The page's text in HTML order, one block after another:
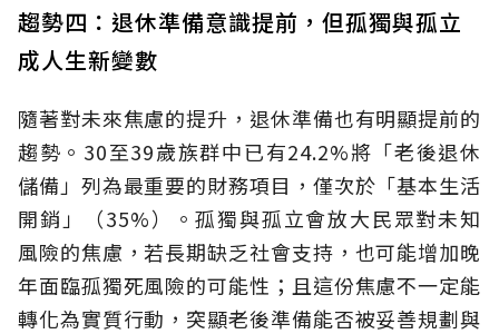
趨勢四：退休準備意識提前，但孤獨與孤立
成人生新變數
隨著對未來焦慮的提升，退休準備也有明顯提前的
趨勢。30至39歲族群中已有24.2%將「老後退休
儲備」列為最重要的財務項目，僅次於「基本生活
開銷」（35%）。孤獨與孤立會放大民眾對未知
風險的焦慮，若長期缺乏社會支持，也可能增加晚
年面臨孤獨死風險的可能性；且這份焦慮不一定能
轉化為實質行動，突顯老後準備能否被妥善規劃與